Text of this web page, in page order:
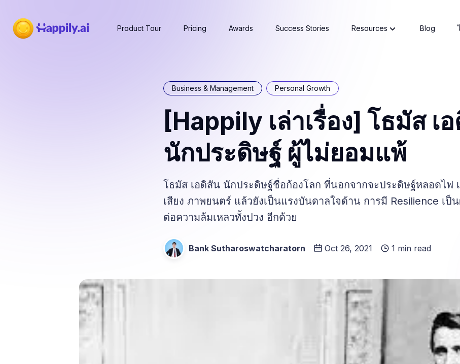
Product Tour Pricing Awards Success Stories Resources Blog
Business & Management Personal Growth
[Happily เล่าเรื่อง] โธมัส เ
นักประดิษฐ์ ผู้ไม่ยอมแพ้
โธมัส เอดิสัน นักประดิษฐ์ชื่อก้องโลก ที่นอกจากจะประดิษฐ์หลอดไฟ
เสียง ภาพยนตร์ แล้วยังเป็นแรงบันดาลใจด้าน การมี Resilience เป็
ต่อความล้มเหลวทั้งปวง อีกด้วย
Bank Sutharoswatcharatorn Oct 26, 2021 1 min read